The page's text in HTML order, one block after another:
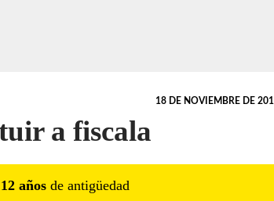
18 DE NOVIEMBRE DE
a fiscala
12 años de antigüedad